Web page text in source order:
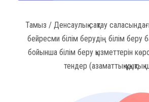
Тамыз / Денсаулық сақтау
бейресми білім берудің білім беру
бойынша білім беру қызметтерін
тендер (азаматтық-құқықтық